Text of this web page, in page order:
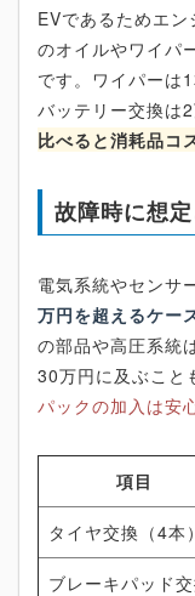
EVであるためエ
のオイルやワイパ
です。ワイパーは
バッテリー交換は
比べると消耗品コ
故障時に想
電気系統やセンサ
万円を超えるケー
の部品や高圧系統
30万円に及ぶこと
パックの加入は安
項目
タイヤ交換（4本）
ブレーキパッド